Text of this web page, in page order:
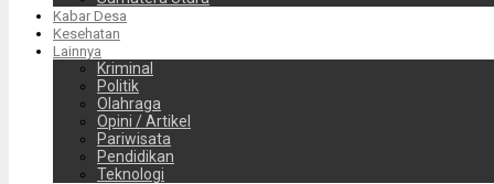
Kabar Desa
Kesehatan
Lainnya
Kriminal
Politik
Olahraga
Opini / Artikel
Pariwisata
Pendidikan
Teknologi